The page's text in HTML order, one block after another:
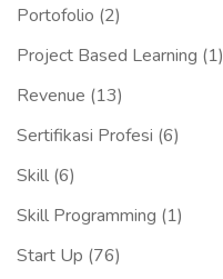
Portofolio (2)
Project Based Learning (1)
Revenue (13)
Sertifikasi Profesi (6)
Skill (6)
Skill Programming (1)
Start Up (76)